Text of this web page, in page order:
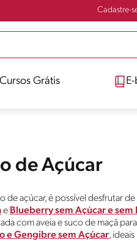
Cadastre-
Cursos Grátis
de Açúcar
de açúcar, é possível desfrutar
e Blueberry sem Açúcar e sem
com aveia e suco de maçã
e Gengibre sem Açúcar,